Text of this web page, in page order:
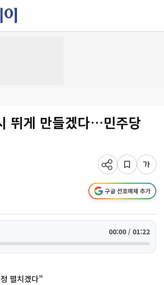
뛰게 만들겠다…민주당
구글 선호매체 추가
00:00 / 01:22
펼치겠다"